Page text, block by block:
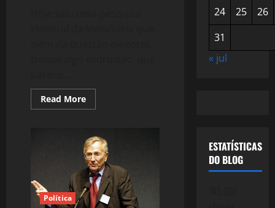
Read MoreRead
more
Redes
Sociais
e
a
luta
contra
as
Trevas!
Política
24
25
26
31
« jul
ESTATÍSTICAS
DO BLOG